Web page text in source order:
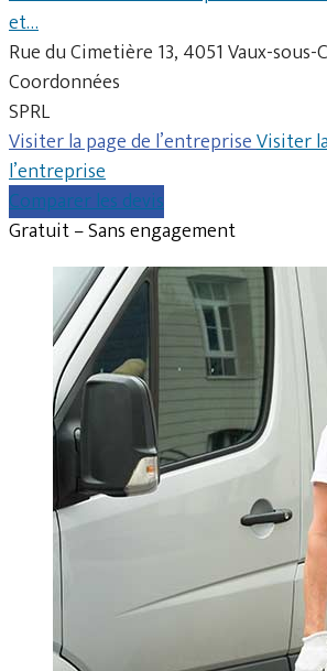
et…
Rue du Cimetière 13, 4051 Vaux-
Coordonnées
SPRL
Visiter la page de l’entrepriseVisiter
l’entreprise
Comparer les devis
Gratuit – Sans engagement